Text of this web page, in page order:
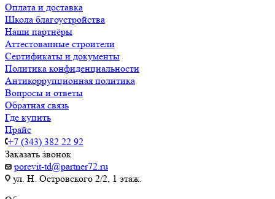
Оплата и доставка
Школа благоустройства
Наши партнёры
Аттестованные строители
Сертификаты и документы
Политика конфиденциальности
Антикоррупционная политика
Вопросы и ответы
Обратная связь
Где купить
Прайс
+7 (343) 382 22 92
Заказать звонок
porevit-td@partner72.ru
ул. Н. Островского 2/2, 1 этаж.